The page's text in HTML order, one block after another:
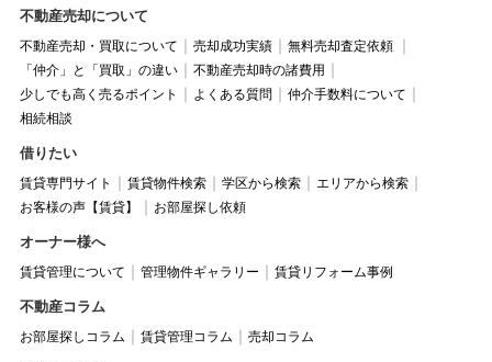
不動産売却について
不動産売却・買取について 売却成功実績
無料売却査定依頼
「仲介」と「買取」の違い
不動産売却時の諸費用
少しでも高く売るポイント
よくある質問
仲介手数料について
相続相談
借りたい
賃貸専門サイト 賃貸物件検索 学区から検索
エリアから検索
お客様の声【賃貸】
お部屋探し依頼
オーナー様へ
賃貸管理について 管理物件ギャラリー 賃貸リフォーム事例
不動産コラム
お部屋探しコラム 賃貸管理コラム 売却コラム